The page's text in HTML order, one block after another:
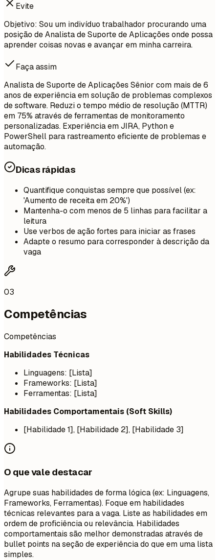
Evite
Objetivo: Sou um indivíduo trabalhador procurando uma
posição de Analista de Suporte de Aplicações onde possa
aprender coisas novas e avançar em minha carreira.
Faça assim
Analista de Suporte de Aplicações Sênior com mais de 6
anos de experiência em solução de problemas complexos
de software. Reduzi o tempo médio de resolução (MTTR)
em 75% através de ferramentas de monitoramento
personalizadas. Experiência em JIRA, Python e
PowerShell para rastreamento eficiente de problemas e
automação.
Dicas rápidas
Quantifique conquistas sempre que possível (ex:
'Aumento de receita em 20%')
Mantenha-o com menos de 5 linhas para facilitar a
leitura
Use verbos de ação fortes para iniciar as frases
Adapte o resumo para corresponder à descrição da
vaga
03
Competências
Competências
Habilidades Técnicas
Linguagens: [Lista]
Frameworks: [Lista]
Ferramentas: [Lista]
Habilidades Comportamentais (Soft Skills)
[Habilidade 1], [Habilidade 2], [Habilidade 3]
O que vale destacar
Agrupe suas habilidades de forma lógica (ex: Linguagens,
Frameworks, Ferramentas). Foque em habilidades
técnicas relevantes para a vaga. Liste as habilidades em
ordem de proficiência ou relevância. Habilidades
comportamentais são melhor demonstradas através de
bullet points na seção de experiência do que em uma lista
simples.